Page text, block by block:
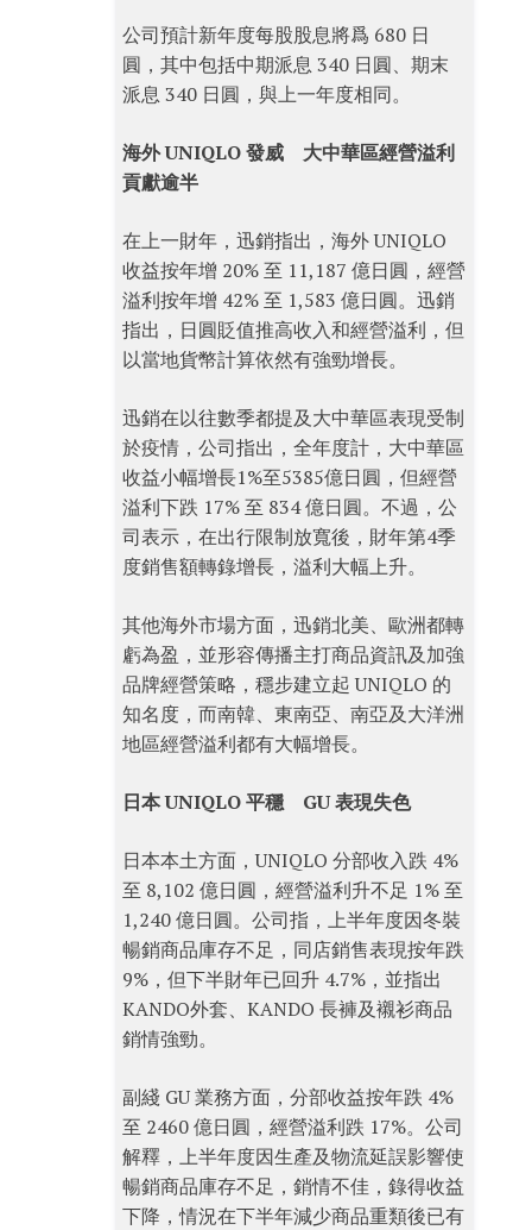
公司預計新年度每股股息將爲 680 日
圓，其中包括中期派息 340 日圓、期末
派息 340 日圓，與上一年度相同。
海外 UNIQLO 發威 大中華區經營溢利
貢獻逾半
在上一財年，迅銷指出，海外 UNIQLO
收益按年增 20% 至 11,187 億日圓，經營
溢利按年增 42% 至 1,583 億日圓。迅銷
指出，日圓貶值推高收入和經營溢利，但
以當地貨幣計算依然有強勁增長。
迅銷在以往數季都提及大中華區表現受制
於疫情，公司指出，全年度計，大中華區
收益小幅增長1%至5385億日圓，但經營
溢利下跌 17% 至 834 億日圓。不過，公
司表示，在出行限制放寬後，財年第4季
度銷售額轉錄增長，溢利大幅上升。
其他海外市場方面，迅銷北美、歐洲都轉
虧為盈，並形容傳播主打商品資訊及加強
品牌經營策略，穩步建立起 UNIQLO 的
知名度，而南韓、東南亞、南亞及大洋洲
地區經營溢利都有大幅增長。
日本 UNIQLO 平穩 GU 表現失色
日本本土方面，UNIQLO 分部收入跌 4%
至 8,102 億日圓，經營溢利升不足 1% 至
1,240 億日圓。公司指，上半年度因冬裝
暢銷商品庫存不足，同店銷售表現按年跌
9%，但下半財年已回升 4.7%，並指出
KANDO外套、KANDO 長褲及襯衫商品
銷情強勁。
副綫 GU 業務方面，分部收益按年跌 4%
至 2460 億日圓，經營溢利跌 17%。公司
解釋，上半年度因生產及物流延誤影響使
暢銷商品庫存不足，銷情不佳，錄得收益
下降，情況在下半年減少商品重類後已有